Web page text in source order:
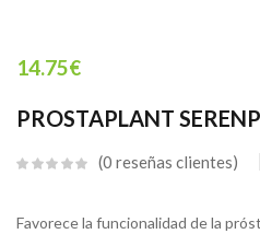
14.75€
PROSTAPLANT
0 reseñas clientes
Favorece la funcionalidad de la